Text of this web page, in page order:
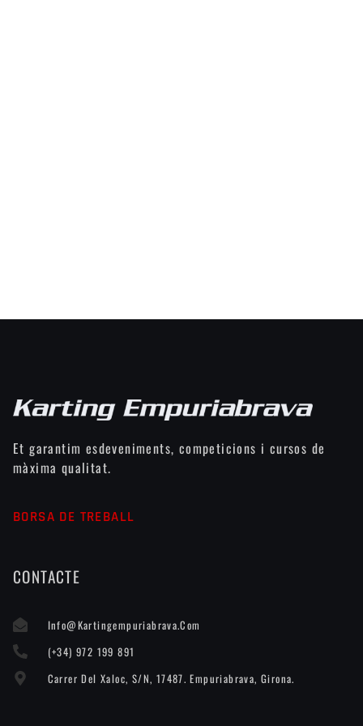
Et garantim esdeveniments, competicions i cursos de
màxima qualitat.
BORSA DE TREBALL
CONTACTE
Info@kartingempuriabrava.com
(+34) 972 199 891
Carrer Del Xaloc, S/n, 17487. Empuriabrava, Girona.